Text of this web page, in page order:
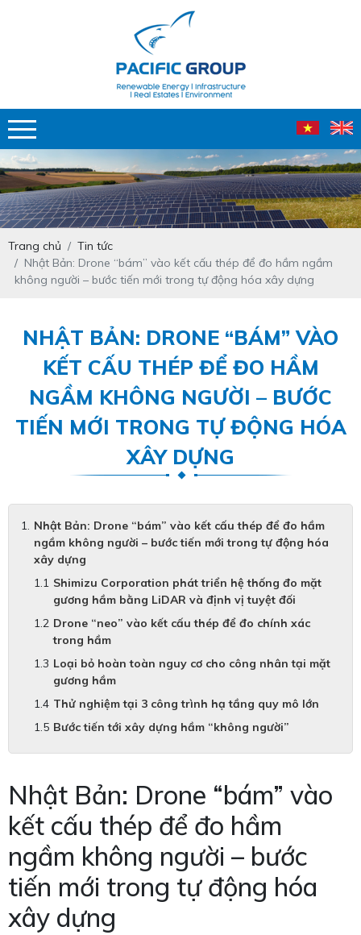
Trang chủ
Tin tức
Nhật Bản: Drone “bám” vào kết cấu thép để đo hầm ngầm
không người – bước tiến mới trong tự động hóa xây dựng
NHẬT BẢN: DRONE “BÁM” VÀO
KẾT CẤU THÉP ĐỂ ĐO HẦM
NGẦM KHÔNG NGƯỜI – BƯỚC
TIẾN MỚI TRONG TỰ ĐỘNG HÓA
XÂY DỰNG
Nhật Bản: Drone “bám” vào kết cấu thép để đo hầm
ngầm không người – bước tiến mới trong tự động hóa
xây dựng
Shimizu Corporation phát triển hệ thống đo mặt
gương hầm bằng LiDAR và định vị tuyệt đối
Drone “neo” vào kết cấu thép để đo chính xác
trong hầm
Loại bỏ hoàn toàn nguy cơ cho công nhân tại mặt
gương hầm
Thử nghiệm tại 3 công trình hạ tầng quy mô lớn
Bước tiến tới xây dựng hầm “không người”
Nhật Bản: Drone “bám” vào
kết cấu thép để đo hầm
ngầm không người – bước
tiến mới trong tự động hóa
xây dựng